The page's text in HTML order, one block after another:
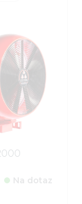
Na dotaz